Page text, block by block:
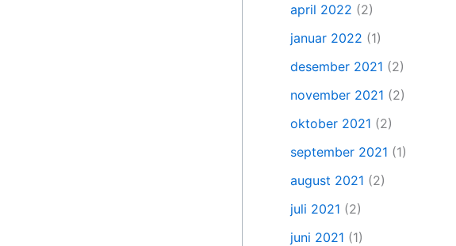
april 2022 (2)
januar 2022 (1)
desember 2021 (2)
november 2021 (2)
oktober 2021 (2)
september 2021 (1)
august 2021 (2)
juli 2021 (2)
juni 2021 (1)